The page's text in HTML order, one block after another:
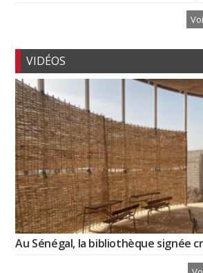
VIDÉOS
Au Sénégal, la bibliothèque signée